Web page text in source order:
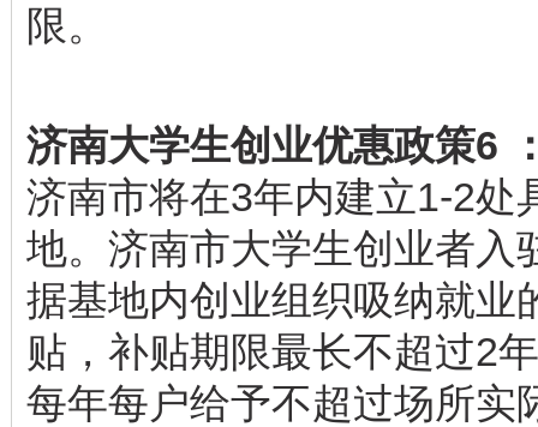
限。
济南大学生创业优惠政策6
济南市将在3年内建立1-2处
地。济南市大学生创业者入
据基地内创业组织吸纳就业
贴，补贴期限最长不超过2
每年每户给予不超过场所实